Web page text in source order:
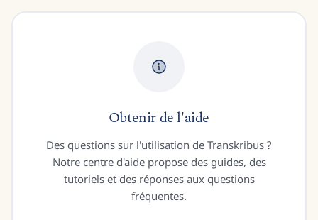
Obtenir de l'aide
Des questions sur l'utilisation de Transkribus ?
Notre centre d'aide propose des guides, des
tutoriels et des réponses aux questions
fréquentes.